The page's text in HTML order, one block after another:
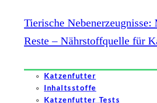
Tierische Nebenerzeugnisse:
Reste – Nährstoffquelle für
Katzenfutter
Inhaltsstoffe
Katzenfutter Tests